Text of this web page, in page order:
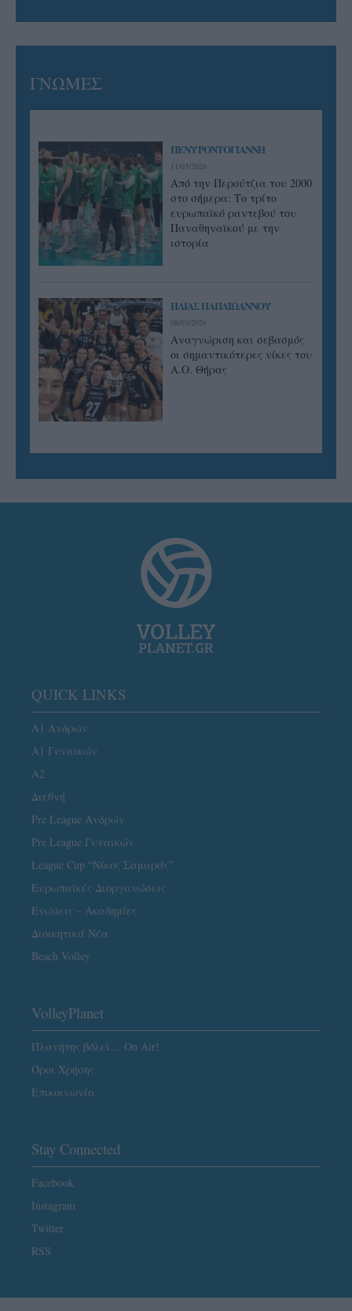
ΓΝΩΜΕΣ
ΠΕΝΥ ΡΟΝΤΟΓΙΑΝΝΗ
11/03/2026
Από την Περούτζια του 2000
στο σήμερα: Tο τρίτο
ευρωπαϊκό ραντεβού του
Παναθηναϊκού με την
ιστορία
ΗΛΙΑΣ ΠΑΠΑΪΩΑΝΝΟΥ
08/03/2026
Αναγνώριση και σεβασμός
οι σημαντικότερες νίκες του
Α.Ο. Θήρας
QUICK LINKS
Α1 Ανδρών
Α1 Γυναικών
A2
Διεθνή
Pre League Ανδρών
Pre League Γυναικών
League Cup “Νίκος Σαμαράς”
Ευρωπαϊκές Διοργανώσεις
Ενώσεις – Ακαδημίες
Διοικητικά Νέα
Beach Volley
VolleyPlanet
Πλανήτης βόλεϊ… On Air!
Όροι Χρήσης
Επικοινωνία
Stay Connected
Facebook
Instagram
Twitter
RSS